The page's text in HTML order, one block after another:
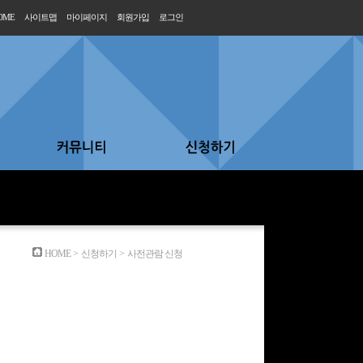
사이트맵 마이페이지 회원가입 로그인
HOME> 신청하기 > 사전관람 신청